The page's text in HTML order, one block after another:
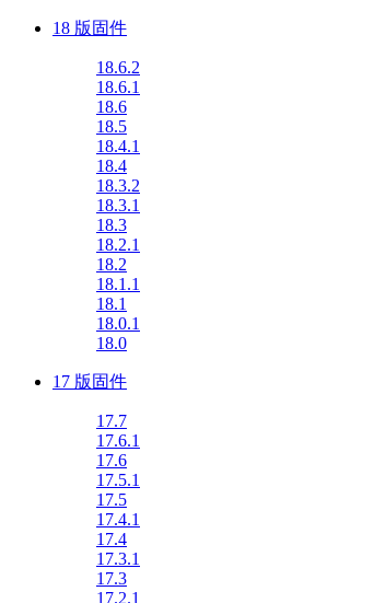
18 版固件
18.6.2
18.6.1
18.6
18.5
18.4.1
18.4
18.3.2
18.3.1
18.3
18.2.1
18.2
18.1.1
18.1
18.0.1
18.0
17 版固件
17.7
17.6.1
17.6
17.5.1
17.5
17.4.1
17.4
17.3.1
17.3
17.2.1